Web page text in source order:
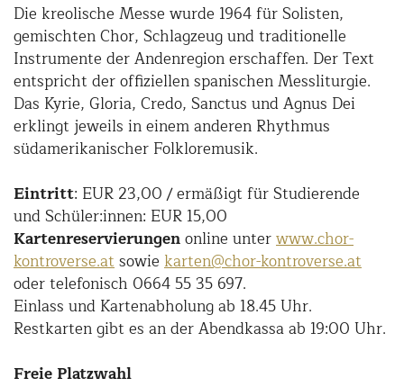
Die kreolische Messe wurde 1964 für Solisten,
gemischten Chor, Schlagzeug und traditionelle
Instrumente der Andenregion erschaffen. Der Text
entspricht der offiziellen spanischen Messliturgie.
Das Kyrie, Gloria, Credo, Sanctus und Agnus Dei
erklingt jeweils in einem anderen Rhythmus
südamerikanischer Folkloremusik.
Eintritt: EUR 23,00 / ermäßigt für Studierende
und Schüler:innen: EUR 15,00
Kartenreservierungenonline unterwww.chor-
kontroverse.atsowie karten@chor-kontroverse.at
oder telefonisch 0664 55 35 697.
Einlass und Kartenabholung ab 18.45 Uhr.
Restkarten gibt es an der Abendkassa ab 19:00 Uhr.
Freie Platzwahl